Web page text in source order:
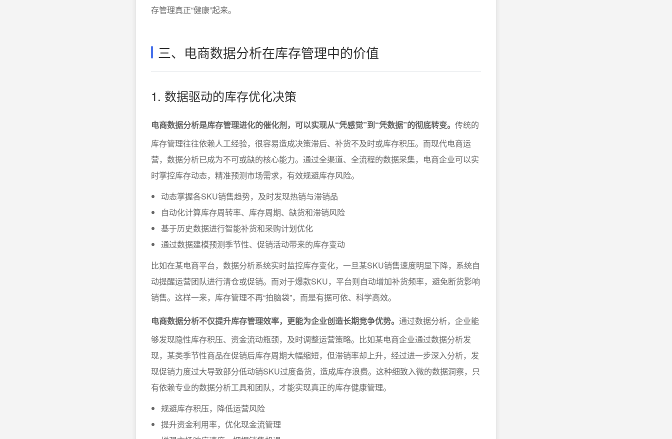
存管理真正“健康”起来。
三、电商数据分析在库存管理中的价值
1. 数据驱动的库存优化决策
电商数据分析是库存管理进化的催化剂，可以实现从“凭感觉”到“凭数据”的彻底转变。 传统的
库存管理往往依赖人工经验，很容易造成决策滞后、补货不及时或库存积压。而现代电商运
营，数据分析已成为不可或缺的核心能力。通过全渠道、全流程的数据采集，电商企业可以实
时掌控库存动态，精准预测市场需求，有效规避库存风险。
动态掌握各SKU销售趋势，及时发现热销与滞销品
自动化计算库存周转率、库存周期、缺货和滞销风险
基于历史数据进行智能补货和采购计划优化
通过数据建模预测季节性、促销活动带来的库存变动
比如在某电商平台，数据分析系统实时监控库存变化，一旦某SKU销售速度明显下降，系统自
动提醒运营团队进行清仓或促销。而对于爆款SKU，平台则自动增加补货频率，避免断货影响
销售。这样一来，库存管理不再“拍脑袋”，而是有据可依、科学高效。
电商数据分析不仅提升库存管理效率，更能为企业创造长期竞争优势。 通过数据分析，企业能
够发现隐性库存积压、资金流动瓶颈，及时调整运营策略。比如某电商企业通过数据分析发
现，某类季节性商品在促销后库存周期大幅缩短，但滞销率却上升，经过进一步深入分析，发
现促销力度过大导致部分低动销SKU过度备货，造成库存浪费。这种细致入微的数据洞察，只
有依赖专业的数据分析工具和团队，才能实现真正的库存健康管理。
规避库存积压，降低运营风险
提升资金利用率，优化现金流管理